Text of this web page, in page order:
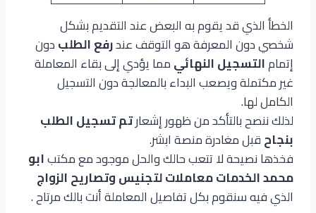
الخطأ الذي قد يقوم به البعض عند التقديم بشكل
شخصي دون المعرفة هو التوقف عندرفع الطلبدون
إتمامالتسجيل النهائيمما يؤدي إلى بقاء المعاملة
غير مكتملة ويصعب البداء بالمعالجة دون التسجيل
الكامل لها.
لذلك ننصح بالتأكد من ظهور إشعارتم تسجيل الطلب
بنجاحقبل مغادرة منصة ابشر.
فخذها نصيحة لا تتعب حالك والحل موجود مع مكتبابو
محمد الخدمات معاملات لتجنيس وتصاريح الزواج
الذي فيه سنقوم بكل تفاصيل المعاملة أنت بالك مرتاح .